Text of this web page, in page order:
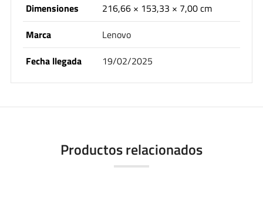
Dimensiones
216,66 × 153,33 × 7,00 cm
Marca
Lenovo
Fecha llegada
19/02/2025
Productos relacionados